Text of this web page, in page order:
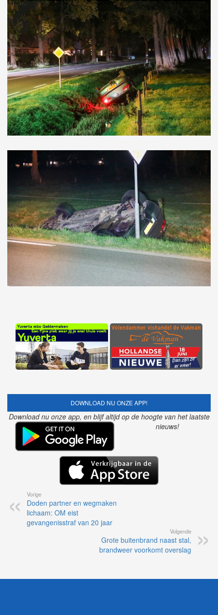
DOWNLOAD NU ONZE APP!
Download nu onze app, en blijf altijd op de hoogte van het laatste
nieuws!
Vorige
Doden partner en wegmaken
lichaam: OM eist
gevangenisstraf van 20 jaar
Volgende
Grote buitenbrand naast stal,
brandweer voorkomt overslag